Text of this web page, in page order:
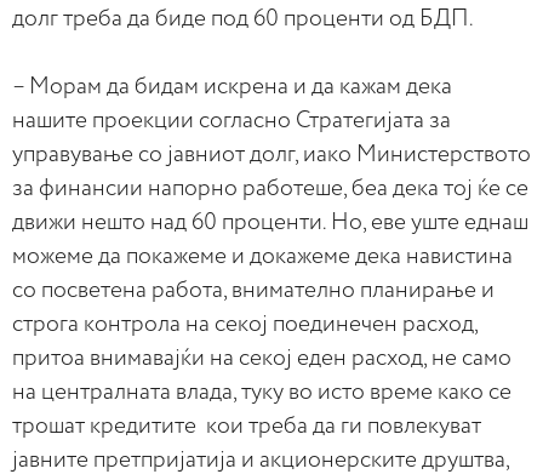
долг треба да биде под 60 проценти од БДП.
– Морам да бидам искрена и да кажам дека
нашите проекции согласно Стратегијата за
управување со јавниот долг, иако Министерството
за финансии напорно работеше, беа дека тој ќе се
движи нешто над 60 проценти. Но, еве уште еднаш
можеме да покажеме и докажеме дека навистина
со посветена работа, внимателно планирање и
строга контрола на секој поединечен расход,
притоа внимавајќи на секој еден расход, не само
на централната влада, туку во исто време како се
трошат кредитите кои треба да ги повлекуват
јавните претпријатија и акционерските друштва,